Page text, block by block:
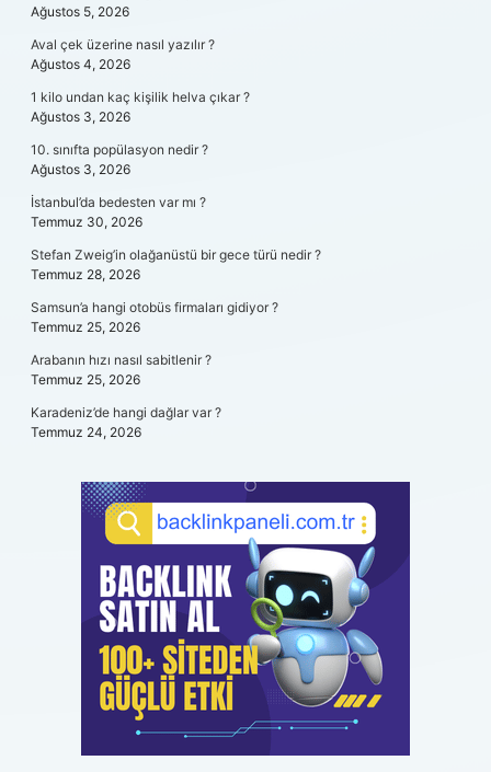
Ağustos 5, 2026
Aval çek üzerine nasıl yazılır ?
Ağustos 4, 2026
1 kilo undan kaç kişilik helva çıkar ?
Ağustos 3, 2026
10. sınıfta popülasyon nedir ?
Ağustos 3, 2026
İstanbul’da bedesten var mı ?
Temmuz 30, 2026
Stefan Zweig’in olağanüstü bir gece türü nedir ?
Temmuz 28, 2026
Samsun’a hangi otobüs firmaları gidiyor ?
Temmuz 25, 2026
Arabanın hızı nasıl sabitlenir ?
Temmuz 25, 2026
Karadeniz’de hangi dağlar var ?
Temmuz 24, 2026